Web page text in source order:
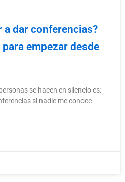
a dar conferencias?
empezar desde
se hacen en silencio es:
si nadie me conoce